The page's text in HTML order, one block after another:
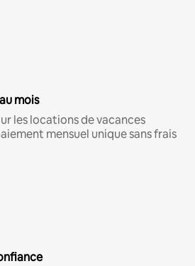
mois
les locations de vacances
mensuel unique sans frais